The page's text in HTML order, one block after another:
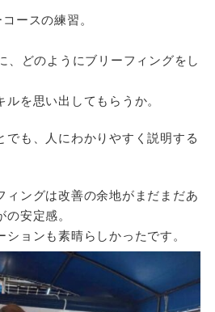
ースの練習。
、どのようにブリーフィングをし
を思い出してもらうか。
でも、人にわかりやすく説明する
ィングは改善の余地がまだまだあ
安定感。
ョンも素晴らしかったです。